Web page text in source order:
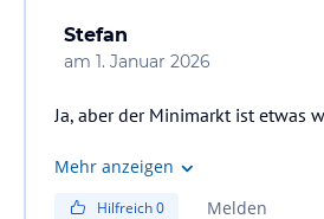
Stefan
am 1. Januar 2026
Ja, aber der Minimarkt ist etwas
Mehr anzeigen
Hilfreich0 Melden